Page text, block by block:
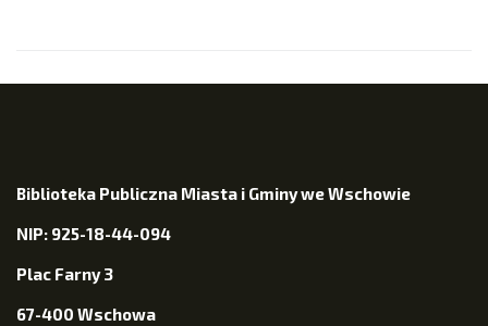
Biblioteka Publiczna Miasta i Gminy we Wschowie
NIP: 925-18-44-094
Plac Farny 3
67-400 Wschowa